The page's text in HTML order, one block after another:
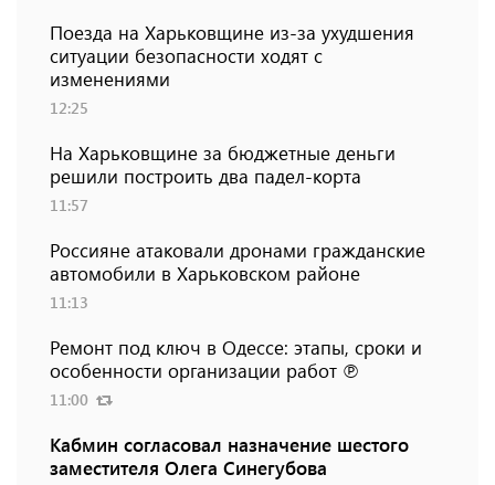
Поезда на Харьковщине из-за ухудшения
ситуации безопасности ходят с
изменениями
12:25
На Харьковщине за бюджетные деньги
решили построить два падел-корта
11:57
Россияне атаковали дронами гражданские
автомобили в Харьковском районе
11:13
Ремонт под ключ в Одессе: этапы, сроки и
особенности организации работ ℗
11:00
Кабмин согласовал назначение шестого
заместителя Олега Синегубова